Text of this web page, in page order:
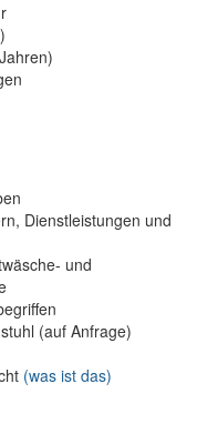
Dienstleistungen und
und
(auf Anfrage)
(was ist das)